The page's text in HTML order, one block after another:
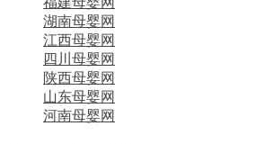
湖南母婴网
江西母婴网
四川母婴网
陕西母婴网
山东母婴网
河南母婴网